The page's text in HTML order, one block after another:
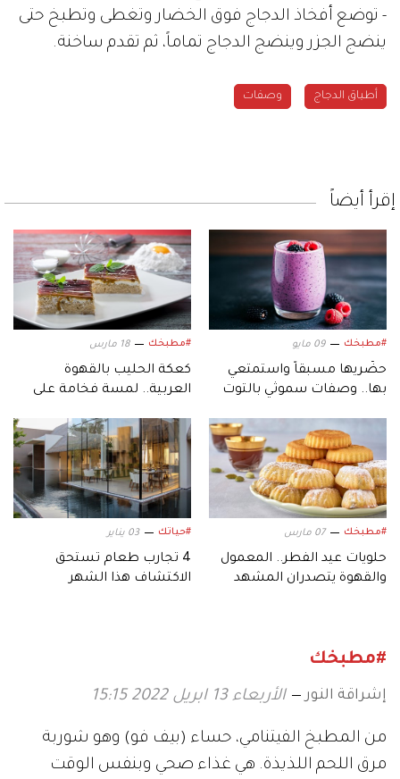
- توضع أفخاذ الدجاج فوق الخضار وتغطى وتطبخ حتى
ينضج الجزر وينضج الدجاج تماماً، ثم تقدم ساخنة.
أطباق الدجاج وصفات
إقرأ أيضاً
#مطبخك 09 مايو
حضّريها مسبقاً واستمتعي
بها.. وصفات سموثي بالتوت
#مطبخك 18 مارس
كعكة الحليب بالقهوة
العربية.. لمسة فخامة على
#مطبخك 07 مارس
حلويات عيد الفطر.. المعمول
والقهوة يتصدران المشهد
#حياتك 03 يناير
4 تجارب طعام تستحق
الاكتشاف هذا الشهر
#مطبخك
إشراقة النور الأربعاء 13 ابريل 2022 15:15
من المطبخ الفيتنامي، حساء (بيف فو) وهو شوربة
مرق اللحم اللذيذة. هي غذاء صحي وبنفس الوقت